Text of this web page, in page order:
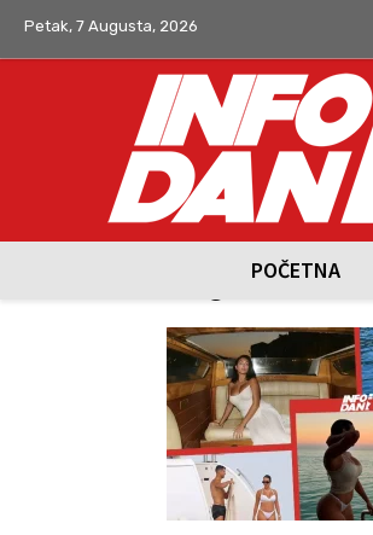
Petak, 7 Augusta, 2026
POČETNA
Tag: luksuz